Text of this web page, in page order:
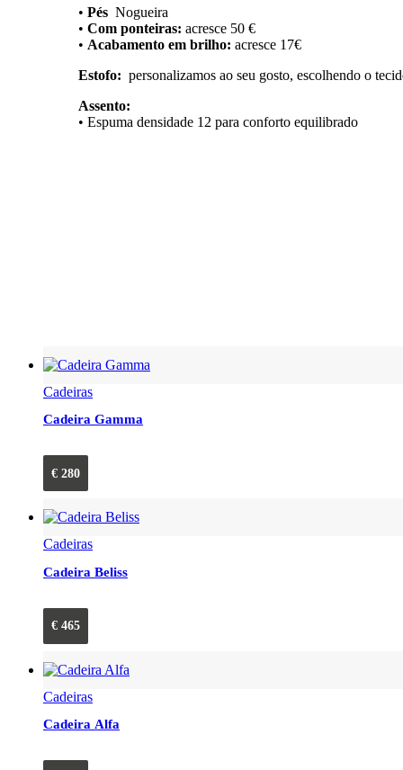
• Pés Nogueira
• Com ponteiras: acresce 50 €
• Acabamento em brilho: acresce 17€
Estofo: personalizamos ao seu gosto, escolhendo o
Assento:
• Espuma densidade 12 para conforto equilibrado
Cadeiras
Cadeira Gamma
€ 280
Cadeiras
Cadeira Beliss
€ 465
Cadeiras
Cadeira Alfa